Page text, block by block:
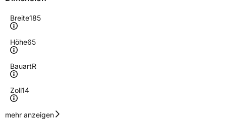
Breite185
Höhe65
BauartR
Zoll14
Geschwindigkeitsindex
mehr anzeigen